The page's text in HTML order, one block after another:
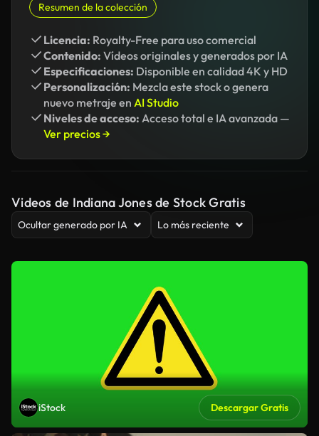
Resumen de la colección
Licencia: Royalty-Free para uso comercial
Contenido: Vídeos originales y generados por IA
Especificaciones: Disponible en calidad 4K y HD
Personalización: Mezcla este stock o genera
nuevo metraje en AI Studio
Niveles de acceso: Acceso total e IA avanzada —
Ver precios →
Videos de Indiana Jones de Stock Gratis
Ocultar generado por IA Lo más reciente
iStock Descargar Gratis